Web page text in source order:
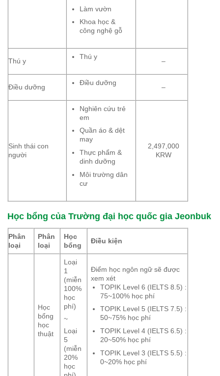
Làm vườn
Khoa học &
công nghệ gỗ
Thú y
Thú y
–
Điều dưỡng
Điều dưỡng
–
Sinh thái con
người
Nghiên cứu trẻ
em
Quần áo & dệt
may
Thực phẩm &
dinh dưỡng
Môi trường dân
cư
2,497,000
KRW
Học bổng của Trường đại học quốc gia Jeonbuk
Phân
loại
Phân
loại
Học
bổng
Điều kiện
Học
bổng
học
thuật
Loại
1
(miễn
100%
học
phí)
~
Loại
5
(miễn
20%
học
Điểm học ngôn ngữ sẽ được
xem xét
TOPIK Level 6 (IELTS 8.5) :
75~100% học phí
TOPIK Level 5 (IELTS 7.5) :
50~75% học phí
TOPIK Level 4 (IELTS 6.5) :
20~50% học phí
TOPIK Level 3 (IELTS 5.5) :
0~20% học phí